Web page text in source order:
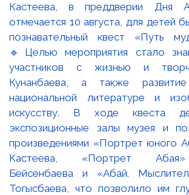
Кастеева, в преддверии Дня
отмечается 10 августа, для детей
познавательный квест «Путь
🔹Целью мероприятия стало
участников с жизнью и
Кунанбаева, а также
национальной литературе и
искусству. В ходе квеста
экспозиционные залы музея и
произведениями «Портрет юного
Кастеева, «Портрет
Бейсенбаева и «Абай.
Тогысбаева, что позволило им